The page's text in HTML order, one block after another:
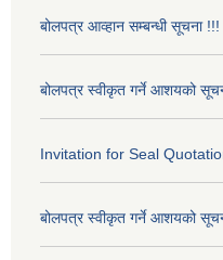
बोलपत्र आव्हान सम्बन्धी सूचना !!!
बोलपत्र स्वीकृत गर्ने आशयको
Invitation for Seal
बोलपत्र स्वीकृत गर्ने आशयको